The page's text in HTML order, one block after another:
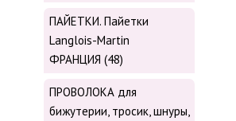
ПАЙЕТКИ. Пайетки
Langlois-Martin
ФРАНЦИЯ (48)
ПРОВОЛОКА для
бижутерии, тросик, шнуры,